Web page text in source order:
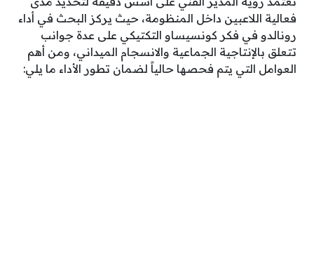
فعالية اللاعبين داخل المنظومة، حيث يركز البحث في أداء
رونالدو في فكر كونسيساو التكتيكي على عدة جوانب
تتعلق بالإنتاجية الجماعية والانسجام الميداني، ومن أهم
العوامل التي يتم فحصها حالياً لضمان تطور الأداء ما يلي: